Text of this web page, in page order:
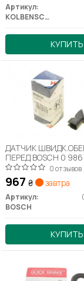
Артикул:
KOLBENSCHMIDT
КУПИТЬ
ДАТЧИК
ПЕРЕД BOSCH 0
0 отзывов
967 ₴ завтра
Артикул:
BOSCH
КУПИТЬ